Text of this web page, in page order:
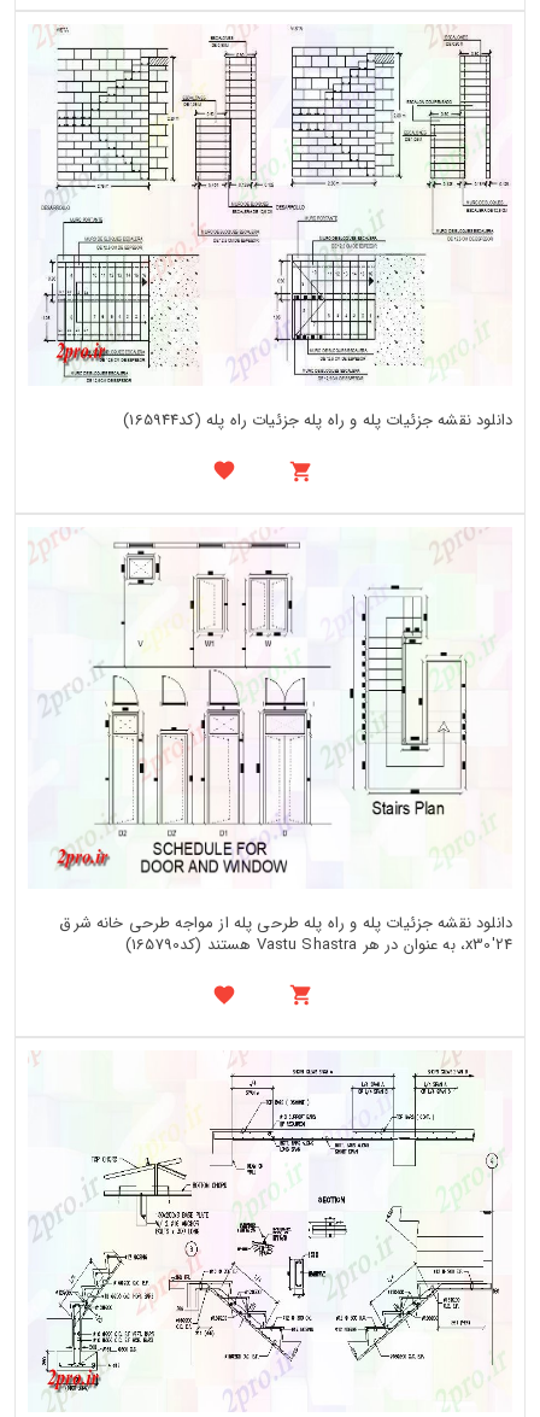
دانلود نقشه جزئیات پله و راه پله جزئیات راه پله (کد165944)
دانلود نقشه جزئیات پله و راه پله طرحی پله از مواجه طرحی خانه شرق
24'x30، به عنوان در هر Vastu Shastra هستند (کد165790)